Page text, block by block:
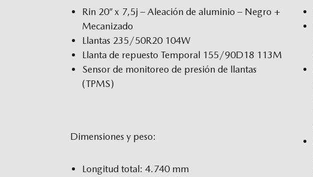
Rin 20” x 7,5j – Aleación de aluminio – Negro +
Mecanizado
Llantas 235/50R20 104W
Llanta de repuesto Temporal 155/90D18 113M
Sensor de monitoreo de presión de llantas
(TPMS)
Dimensiones y peso:
Longitud total: 4.740 mm